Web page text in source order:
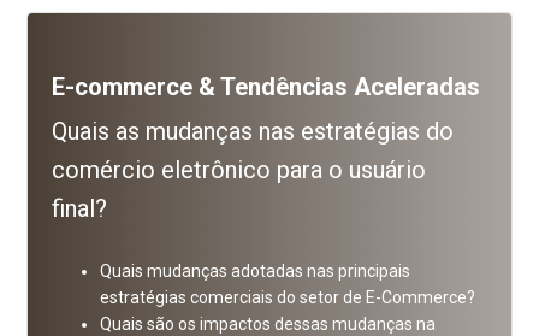
E-commerce & Tendências Aceleradas
Quais as mudanças nas estratégias do
comércio eletrônico para o usuário
final?
Quais mudanças adotadas nas principais
estratégias comerciais do setor de E-Commerce?
Quais são os impactos dessas mudanças na